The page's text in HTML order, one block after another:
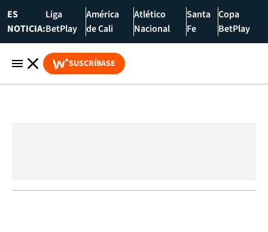
ES
NOTICIA:
Liga
BetPlay
América
de Cali
Atlético
Nacional
Santa
Fe
Copa
BetPlay
SUSCRÍBASE